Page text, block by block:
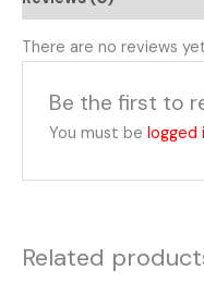
There are no reviews
Be the first to
You must belogged
Related